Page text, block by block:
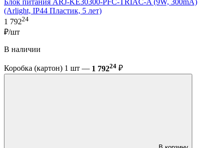
Блок питания ARJ-KE30300-PFC-TRIAC-A (9W, 300mA)
(Arlight, IP44 Пластик, 5 лет)
1 79224
₽/шт
В наличии
Коробка (картон) 1 шт — 1 79224 ₽